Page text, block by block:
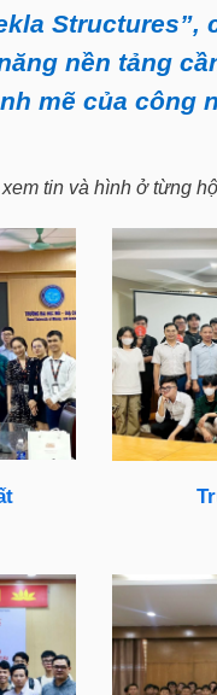
Structures”,
nền tảng
mẽ của công
tin và hình ở từng